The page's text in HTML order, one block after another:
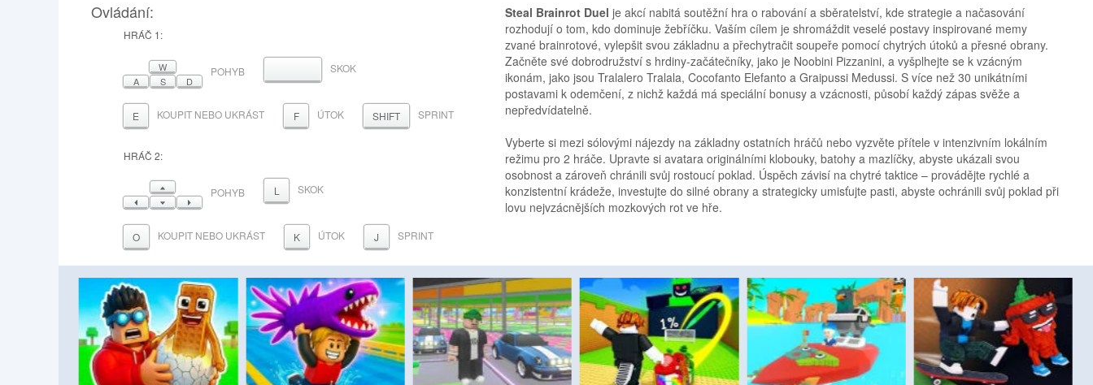
Ovládání:
HRÁČ 1:
W
A
S D
POHYB MEZERNÍKSKOK
E KOUPIT NEBO UKRÁST F ÚTOK SHIFT SPRINT
HRÁČ 2:
NAHORU
VLEVODOLŮVPRAVO
POHYB L SKOK
O KOUPIT NEBO UKRÁST K ÚTOK J SPRINT
Steal Brainrot Duel je akcí nabitá soutěžní hra o rabování a sběratelství, kde strategie a načasování
rozhodují o tom, kdo dominuje žebříčku. Vaším cílem je shromáždit veselé postavy inspirované memy
zvané brainrotové, vylepšit svou základnu a přechytračit soupeře pomocí chytrých útoků a přesné obrany.
Začněte své dobrodružství s hrdiny-začátečníky, jako je Noobini Pizzanini, a vyšplhejte se k vzácným
ikonám, jako jsou Tralalero Tralala, Cocofanto Elefanto a Graipussi Medussi. S více než 30 unikátními
postavami k odemčení, z nichž každá má speciální bonusy a vzácnosti, působí každý zápas svěže a
nepředvídatelně.
Vyberte si mezi sólovými nájezdy na základny ostatních hráčů nebo vyzvěte přítele v intenzivním lokálním
režimu pro 2 hráče. Upravte si avatara originálními klobouky, batohy a mazlíčky, abyste ukázali svou
osobnost a zároveň chránili svůj rostoucí poklad. Úspěch závisí na chytré taktice – provádějte rychlé a
konzistentní krádeže, investujte do silné obrany a strategicky umisťujte pasti, abyste ochránili svůj poklad při
lovu nejvzácnějších mozkových rot ve hře.